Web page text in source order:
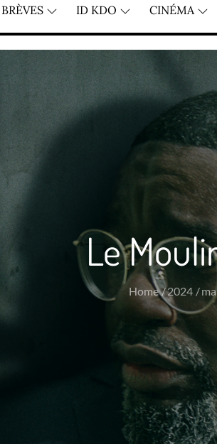
BRÈVES ID KDO CINÉMA
Le
Home 2024